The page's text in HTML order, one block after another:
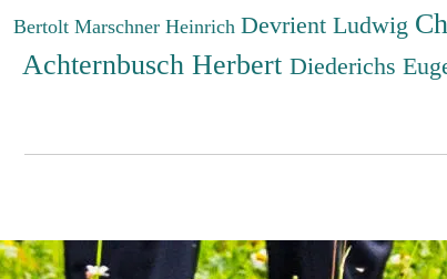
Bertolt Marschner Heinrich Devrient Ludwig
Achternbusch Herbert Diederichs